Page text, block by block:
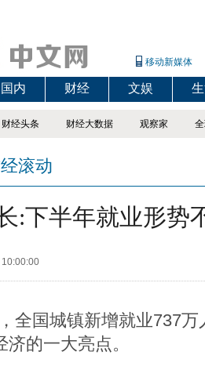
移动新媒体
国内 财经 文娱
财经头条 财经大数据 观察家
滚动
:下半年就业形势
国城镇新增就业737万
的一大亮点。